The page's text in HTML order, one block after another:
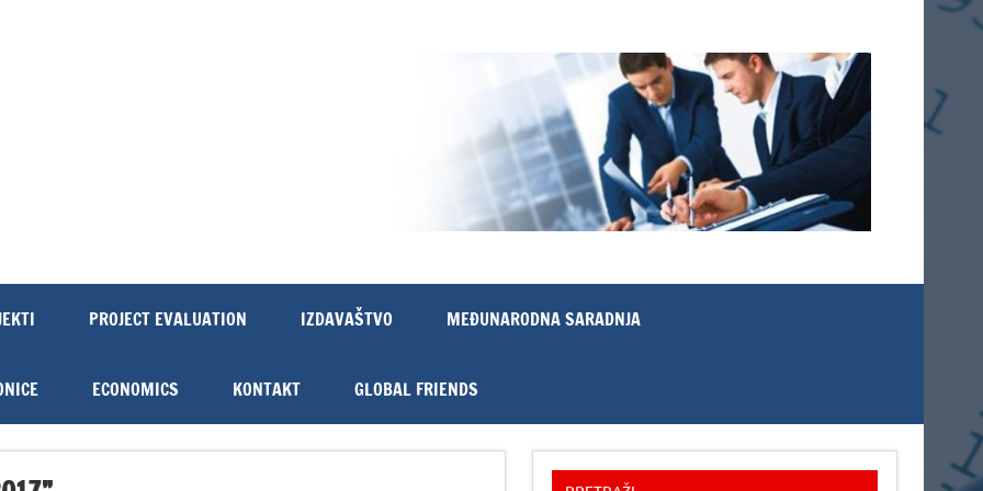
PROJECT EVALUATION IZDAVAŠTVO MEĐUNARODNA SARADNJA
ECONOMICS KONTAKT GLOBAL FRIENDS